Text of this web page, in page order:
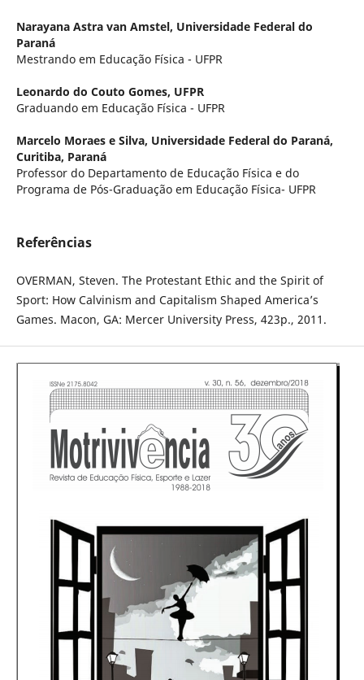
Narayana Astra van Amstel, Universidade Federal do
Paraná
Mestrando em Educação Física - UFPR
Leonardo do Couto Gomes, UFPR
Graduando em Educação Física - UFPR
Marcelo Moraes e Silva, Universidade Federal do Paraná,
Curitiba, Paraná
Professor do Departamento de Educação Física e do
Programa de Pós-Graduação em Educação Física- UFPR
Referências
OVERMAN, Steven. The Protestant Ethic and the Spirit of
Sport: How Calvinism and Capitalism Shaped America’s
Games. Macon, GA: Mercer University Press, 423p., 2011.